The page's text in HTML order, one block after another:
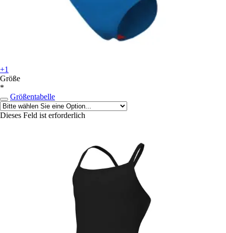
+1
Größe
*
Größentabelle
Dieses Feld ist erforderlich